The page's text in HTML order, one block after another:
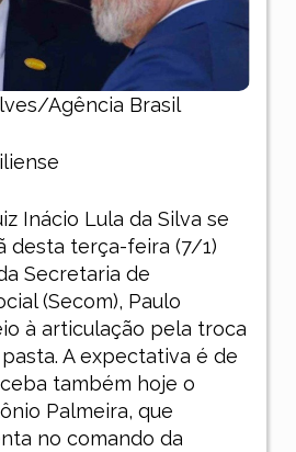
Agência Brasil
Inácio Lula da Silva se
desta terça-feira (7/1)
Secretaria de
(Secom), Paulo
à articulação pela troca
A expectativa é de
também hoje o
Palmeira, que
no comando da